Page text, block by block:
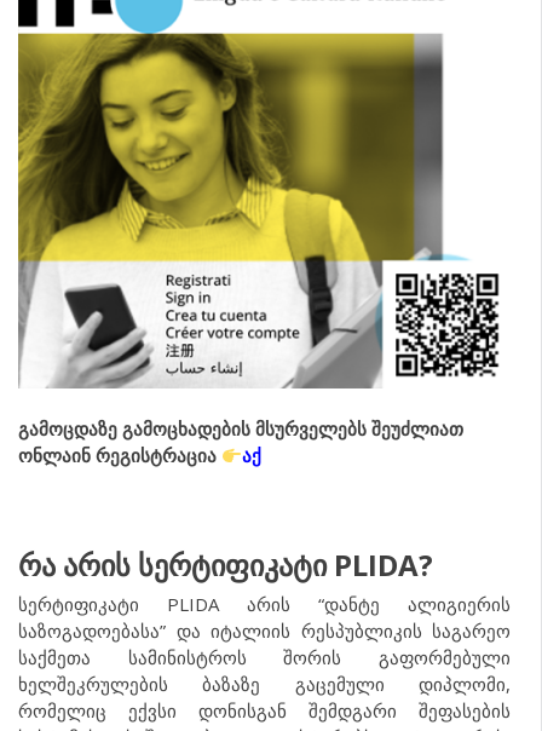
გამოცდაზე გამოცხადების მსურველებს შეუძლიათ
ონლაინ რეგისტრაცია
აქ
რა არის სერტიფიკატი PLIDA?
სერტიფიკატი PLIDA არის “დანტე ალიგიერის
საზოგადოებასა” და იტალიის რესპუბლიკის საგარეო
საქმეთა სამინისტროს შორის გაფორმებული
ხელშეკრულების ბაზაზე გაცემული დიპლომი,
რომელიც ექვსი დონისგან შემდგარი შეფასების